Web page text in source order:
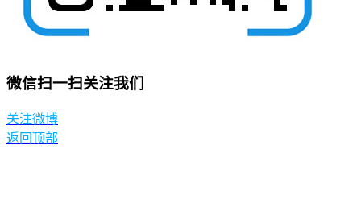
微信扫一扫关注我们
关注微博
返回顶部